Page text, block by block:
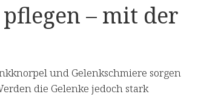
– mit der
und Gelenkschmiere sorgen
die Gelenke jedoch stark